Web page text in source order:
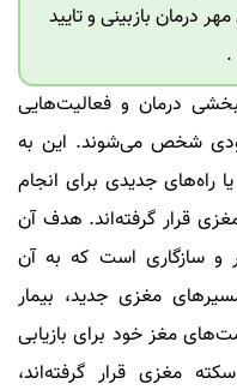
درمان بازبینی و تایید
درمان و فعالیت‌هایی
شخص می‌شوند. این به
راه‌های جدیدی برای انجام
قرار گرفته‌اند. هدف آن
و سازگاری است که به آن
مغزی جدید، بیمار
مغز خود برای بازیابی
مغزی قرار گرفته‌اند،